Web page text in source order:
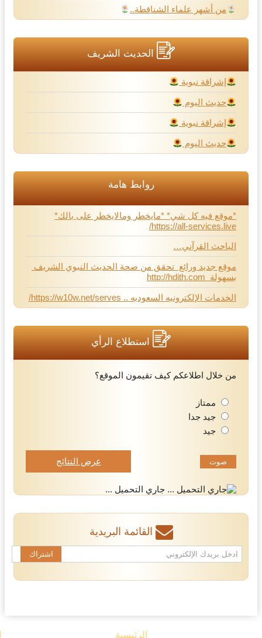
من أشهر علماء الشناقطة..
الحديث الشريف
إشراقة نبوية
حديث اليوم
إشراقة نبوية
حديث اليوم
روابط هامة
*موقع فيه كل شي* *مايخطر ومالايخطر على بالك*
https://all-services.live/
الباحث القرآني…
موقع جديد ورائع تحقق من صحة الحديث النبوي الشريف
بسهولة http://hdith.com
الخدمات الإلكترونيه السعوديه .. https://w10w.net/serves/
استطلاع الرأي
من خلال اطلاعكم كيف تقيمون الموقع؟
ممتاز
جيد جدا
جيد
عرض النتائج
جاري التحميل ...
القائمة البريدية
الرئيسية